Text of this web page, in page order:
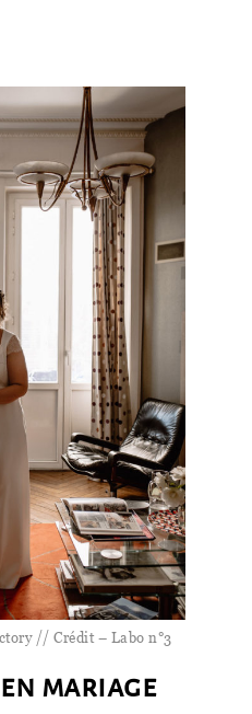
// Crédit – Labo n°3
mariage